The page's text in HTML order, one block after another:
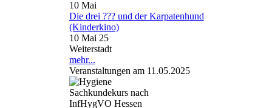
10 Mai
Die drei ??? und der Karpatenhund
(Kinderkino)
10 Mai 25
Weiterstadt
mehr...
Veranstaltungen am 11.05.2025